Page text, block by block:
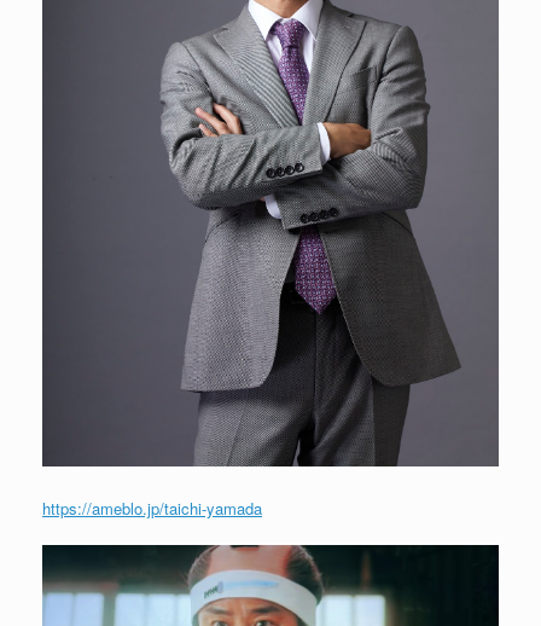
https://ameblo.jp/taichi-yamada